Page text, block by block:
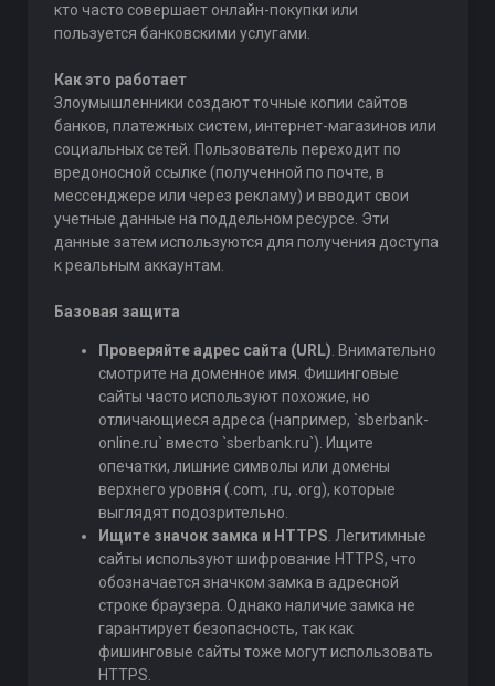
кто часто совершает онлайн-покупки или
пользуется банковскими услугами.
Как это работает
Злоумышленники создают точные копии сайтов
банков, платежных систем, интернет-магазинов или
социальных сетей. Пользователь переходит по
вредоносной ссылке (полученной по почте, в
мессенджере или через рекламу) и вводит свои
учетные данные на поддельном ресурсе. Эти
данные затем используются для получения доступа
к реальным аккаунтам.
Базовая защита
Проверяйте адрес сайта (URL) . Внимательно
смотрите на доменное имя. Фишинговые
сайты часто используют похожие, но
отличающиеся адреса (например, `sberbank-
online.ru` вместо `sberbank.ru`). Ищите
опечатки, лишние символы или домены
верхнего уровня (.com, .ru, .org), которые
выглядят подозрительно.
Ищите значок замка и HTTPS . Легитимные
сайты используют шифрование HTTPS, что
обозначается значком замка в адресной
строке браузера. Однако наличие замка не
гарантирует безопасность, так как
фишинговые сайты тоже могут использовать
HTTPS.